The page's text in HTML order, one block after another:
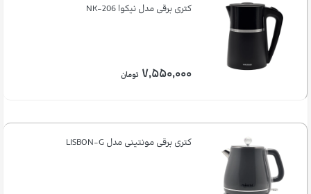
کتری برقی مدل نیکوا NK-206
۷,۵۵۰,۰۰۰ تومان
کتری برقی مونتینی مدل LISBON-G